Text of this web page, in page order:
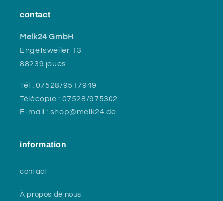
contact
Melk24 GmbH
Engetsweiler 13
88239 joues
Tél : 07528/9517949
Télécopie : 07528/975302
E-mail : shop@melk24.de
information
contact
À propos de nous